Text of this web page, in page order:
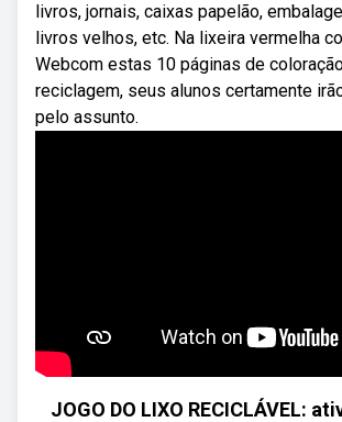
livros, jornais, caixas papelão,
livros velhos, etc. Na lixeira vermelha
Webcom estas 10 páginas de
reciclagem, seus alunos certamente
pelo assunto.
JOGO DO LIXO RECICLÁVEL: